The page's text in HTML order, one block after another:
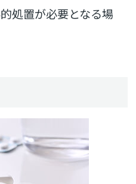
処置が必要となる場